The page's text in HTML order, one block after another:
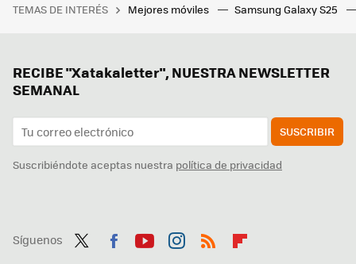
TEMAS DE INTERÉS Mejores móviles Samsung Galaxy S25
RECIBE "Xatakaletter", NUESTRA NEWSLETTER
SEMANAL
SUSCRIBIR
Suscribiéndote aceptas nuestra política de privacidad
Síguenos